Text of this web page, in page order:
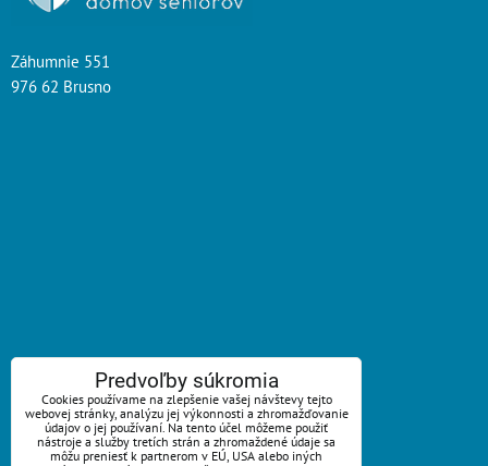
Záhumnie 551
976 62 Brusno
ZAVOLÁME VÁM SPÄŤ
Váš telefón:*
Predvoľby súkromia
Cookies používame na zlepšenie vašej návštevy tejto
webovej stránky, analýzu jej výkonnosti a zhromažďovanie
údajov o jej používaní. Na tento účel môžeme použiť
nástroje a služby tretích strán a zhromaždené údaje sa
môžu preniesť k partnerom v EÚ, USA alebo iných